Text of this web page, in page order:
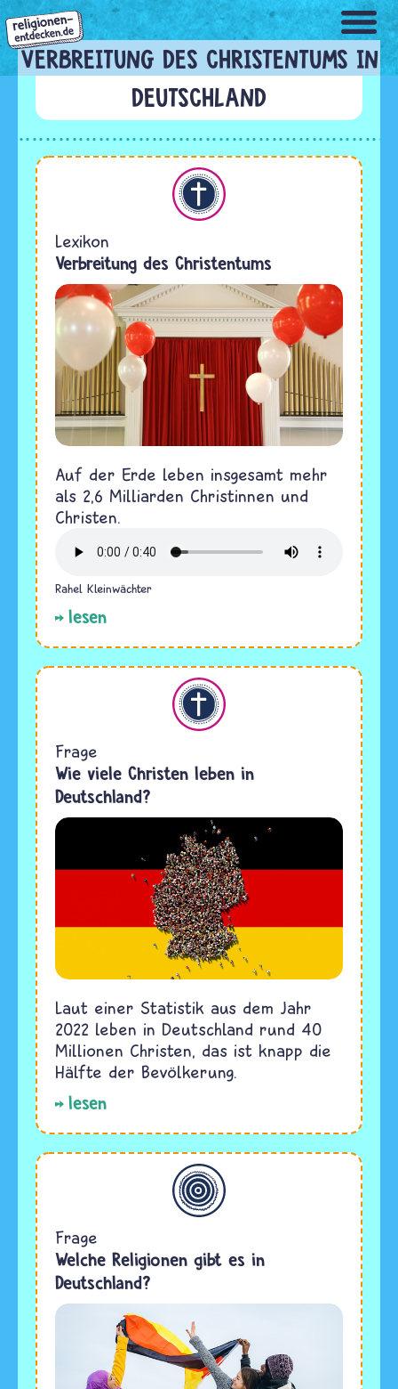
Direkt
zum
InhaltVERBREITUNG DES CHRISTENTUMS IN
DEUTSCHLAND
Christentum
Lexikon
Verbreitung des Christentums
Auf der Erde leben insgesamt mehr
als 2,6 Milliarden Christinnen und
Christen.
Rahel Kleinwächter
lesen
Christentum
Frage
Wie viele Christen leben in
Deutschland?
Laut einer Statistik aus dem Jahr
2022 leben in Deutschland rund 40
Millionen Christen, das ist knapp die
Hälfte der Bevölkerung.
lesen
Allgemein
Frage
Welche Religionen gibt es in
Deutschland?